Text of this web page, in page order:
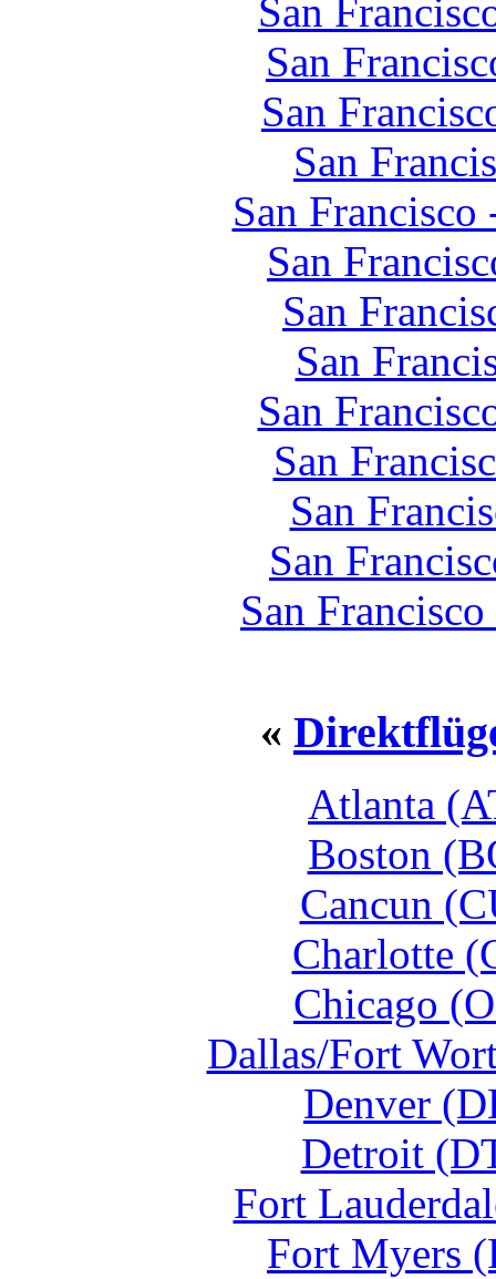
San
San
San
San
San
San
San
San
San
San
San
San
San
«
Atlanta
Boston
Cancun
Charlotte
Chicago
Dallas/Fort
Denver
Detroit
Fort
Fort Myers